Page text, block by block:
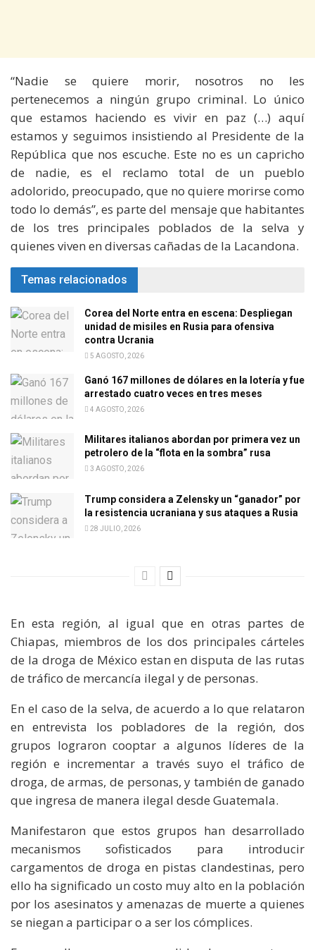
“Nadie se quiere morir, nosotros no les
pertenecemos a ningún grupo criminal. Lo único
que estamos haciendo es vivir en paz (…) aquí
estamos y seguimos insistiendo al Presidente de la
República que nos escuche. Este no es un capricho
de nadie, es el reclamo total de un pueblo
adolorido, preocupado, que no quiere morirse como
todo lo demás”, es parte del mensaje que habitantes
de los tres principales poblados de la selva y
quienes viven en diversas cañadas de la Lacandona.
Temas relacionados
Corea del Norte entra en escena: Despliegan
unidad de misiles en Rusia para ofensiva
contra Ucrania
5 AGOSTO, 2026
Ganó 167 millones de dólares en la lotería y fue
arrestado cuatro veces en tres meses
4 AGOSTO, 2026
Militares italianos abordan por primera vez un
petrolero de la “flota en la sombra” rusa
3 AGOSTO, 2026
Trump considera a Zelensky un “ganador” por
la resistencia ucraniana y sus ataques a Rusia
28 JULIO, 2026
En esta región, al igual que en otras partes de
Chiapas, miembros de los dos principales cárteles
de la droga de México estan en disputa de las rutas
de tráfico de mercancía ilegal y de personas.
En el caso de la selva, de acuerdo a lo que relataron
en entrevista los pobladores de la región, dos
grupos lograron cooptar a algunos líderes de la
región e incrementar a través suyo el tráfico de
droga, de armas, de personas, y también de ganado
que ingresa de manera ilegal desde Guatemala.
Manifestaron que estos grupos han desarrollado
mecanismos sofisticados para introducir
cargamentos de droga en pistas clandestinas, pero
ello ha significado un costo muy alto en la población
por los asesinatos y amenazas de muerte a quienes
se niegan a participar o a ser los cómplices.